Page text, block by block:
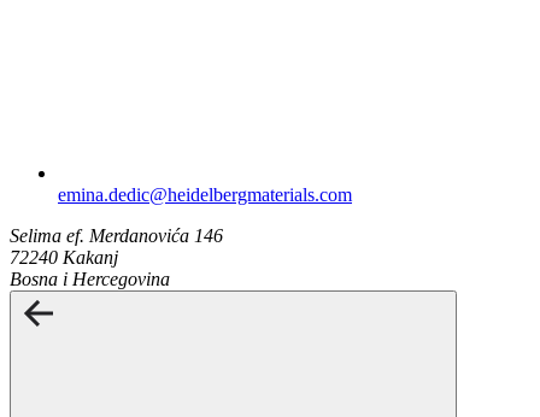
emina.dedic​@heidelbergmaterials.com
Selima ef. Merdanovića 146
72240 Kakanj
Bosna i Hercegovina